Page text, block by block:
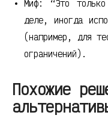
Миф: “Это
деле, иногда
(например, для
ограничений).
Похожие